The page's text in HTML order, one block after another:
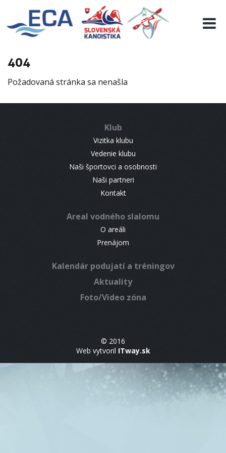
404
Požadovaná stránka sa nenašla
Klub
Vizitka klubu
Vedenie klubu
Naši športovci a osobnosti
Naši partneri
Kontakt
Areal vodného slalomu
O areáli
Prenájom
Kalendár podujatí a tréningov
Aktuality
Foto/Video zóna
© 2016
Web vytvoril ITway.sk
EURO 19
INFO
RESULTS
CONTACT